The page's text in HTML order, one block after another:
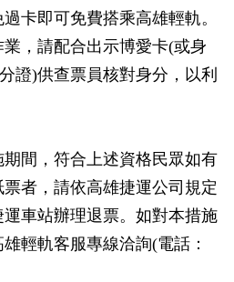
卡即可免費搭乘高雄輕軌。
，請配合出示博愛卡(或身
證)供查票員核對身分，以利
間，符合上述資格民眾如有
者，請依高雄捷運公司規定
車站辦理退票。如對本措施
輕軌客服專線洽詢(電話：